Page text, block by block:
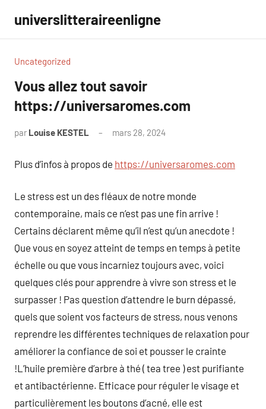
contenu
universlitteraireenligne
Uncategorized
Vous allez tout savoir
https://universaromes.com
par Louise KESTEL mars 28, 2024
Plus d’infos à propos de https://universaromes.com
Le stress est un des fléaux de notre monde
contemporaine, mais ce n’est pas une fin arrive !
Certains déclarent même qu’il n’est qu’un anecdote !
Que vous en soyez atteint de temps en temps à petite
échelle ou que vous incarniez toujours avec, voici
quelques clés pour apprendre à vivre son stress et le
surpasser ! Pas question d’attendre le burn dépassé,
quels que soient vos facteurs de stress, nous venons
reprendre les différentes techniques de relaxation pour
améliorer la confiance de soi et pousser le crainte
!L’huile première d’arbre à thé ( tea tree ) est purifiante
et antibactérienne. Efficace pour réguler le visage et
particulièrement les boutons d’acné, elle est